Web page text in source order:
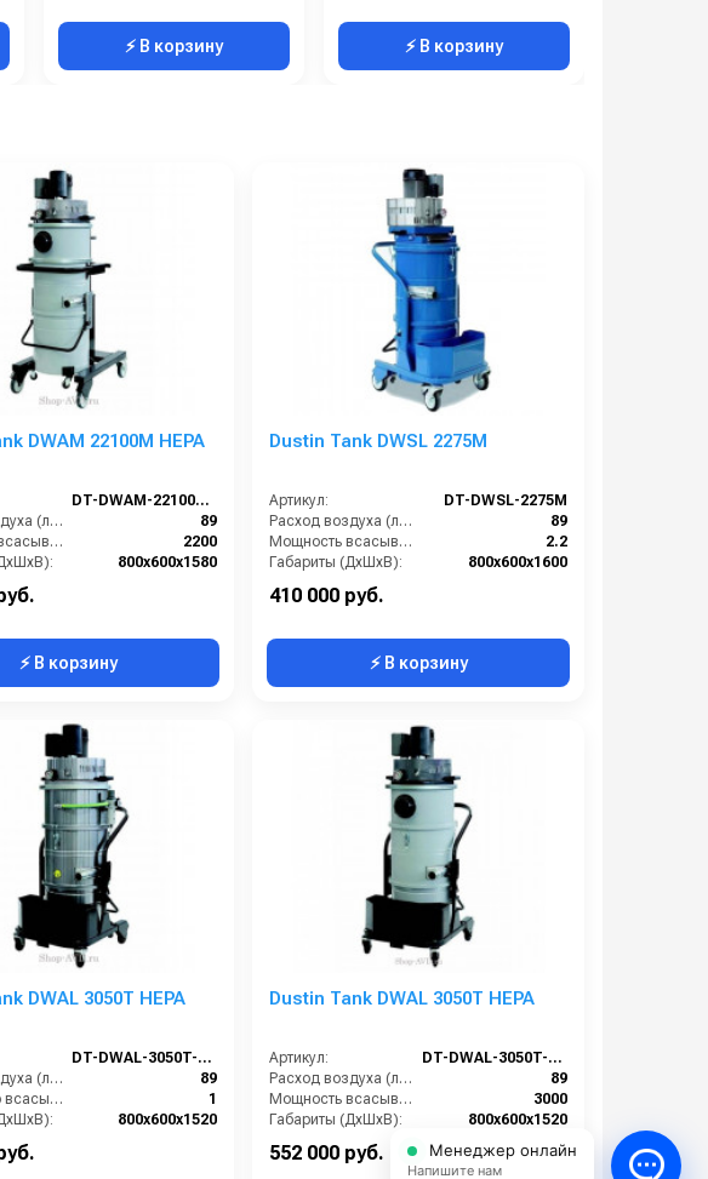
⚡ В корзину ⚡ В корзину
DWAM 22100M HEPA
DT-DWAM-22100M-HEPA
Расход воздуха (л/сек):
89
Мощность всасывающих турбин (Вт):
2200
800х600х1580
⚡ В корзину
Dustin Tank DWSL 2275M
Артикул:
DT-DWSL-2275M
Расход воздуха (л/сек):
89
Мощность всасывающих турбин (Вт):
2.2
Габариты (ДхШхВ):
800х600х1600
410 000 руб.
⚡ В корзину
DWAL 3050T HEPA
DT-DWAL-3050T-HEPA-Z22
Расход воздуха (л/сек):
89
Количество всасывающих турбин (шт):
1
800х600х1520
Dustin Tank DWAL 3050T HEPA
Артикул:
DT-DWAL-3050T-HEPA
Расход воздуха (л/сек):
89
Мощность всасывающих турбин (Вт):
3000
Габариты (ДхШхВ):
800х600х1520
552 000 руб. Менеджер онлайн
Напишите нам